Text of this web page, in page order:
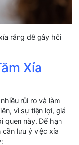
răng dễ gây hôi
Xỉa
rủi ro và làm
vì sự tiện lợi, giá
quen này. Để hạn
lưu ý việc xỉa